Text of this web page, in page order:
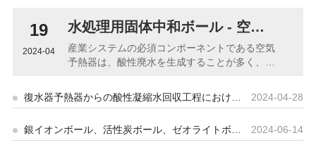
たしています。 合成ゼオライトと天然ゼオライト
の2種類があります。どちらもそれぞれの分野で広
く使用されていますが、 特性と利点に大きな違い
学合成により製造され、組成や構造を精密に制御
できる 特定の要件に応じて、さまざまなアプリケ
ーションシナリオで高い柔軟性を提供します。細
孔構造 合成ゼオライトの化学組成は、特定のニー
19
2024-04
水処理用固体中和ボール - 空気予熱器からの酸性廃水の pH 値を調整するための革新的な環境戦略。
産業システムの必須コンポーネントである空気
予熱器は、酸性廃水を生成することが多く、環
出基準にも違反します。厳しい環境要件を満た
すために、産業廃水の排出、特に酸性廃水の
す。従来の液体中和剤が一般的に使用されてい
復水器予熱器からの酸性凝縮水回収工程における酸腐食の原因分析と防止対策 2024-04-28
銀イオンボール、活性炭ボール、ゼオライトボールのユニークな用途 2024-06-14